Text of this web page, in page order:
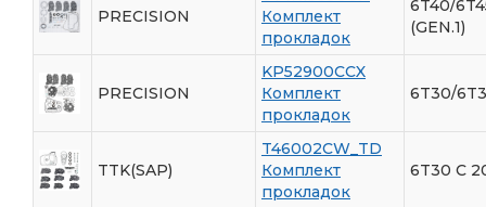
PRECISION
Комплект
прокладок
6T40/
(GEN.1)
PRECISION
KP52900CCX
Комплект
прокладок
6T30/
TTK(SAP)
T46002CW_TD
Комплект
прокладок
6T30 С